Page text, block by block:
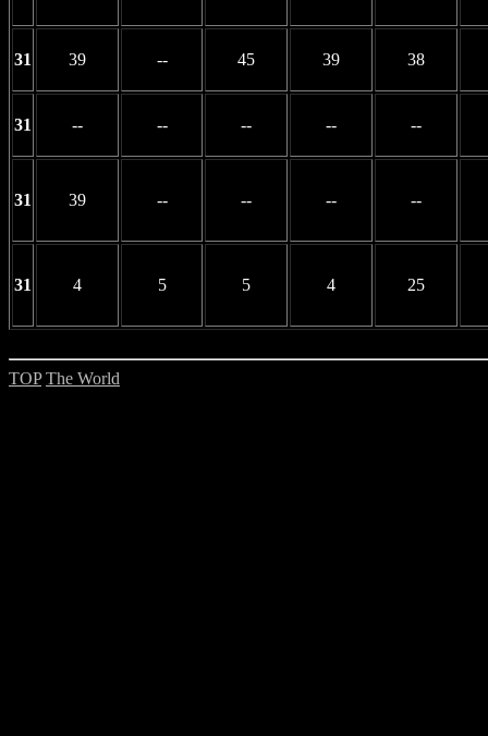
31 39 -- 45 39 38
31 -- -- -- -- --
31 39 -- -- -- --
31 4 5 5 4 25
TOP The World